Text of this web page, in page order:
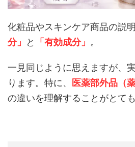
化粧品やスキンケア商品の説
分」
と 「有効成分」 。
一見同じように思えますが、
ります。特に、
医薬部外品（
の違いを理解することがとても